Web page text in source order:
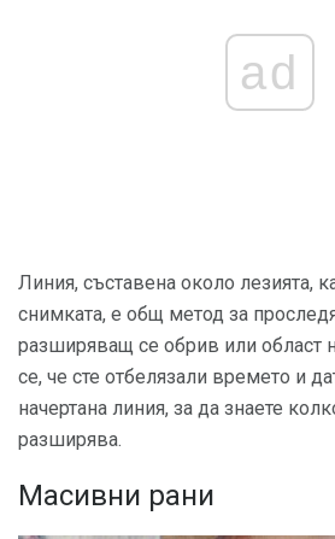
ad
Линия, съставена около лезията,
снимката, е общ метод за
разширяващ се обрив или област
се, че сте отбелязали времето и
начертана линия, за да знаете
разширява.
Масивни рани